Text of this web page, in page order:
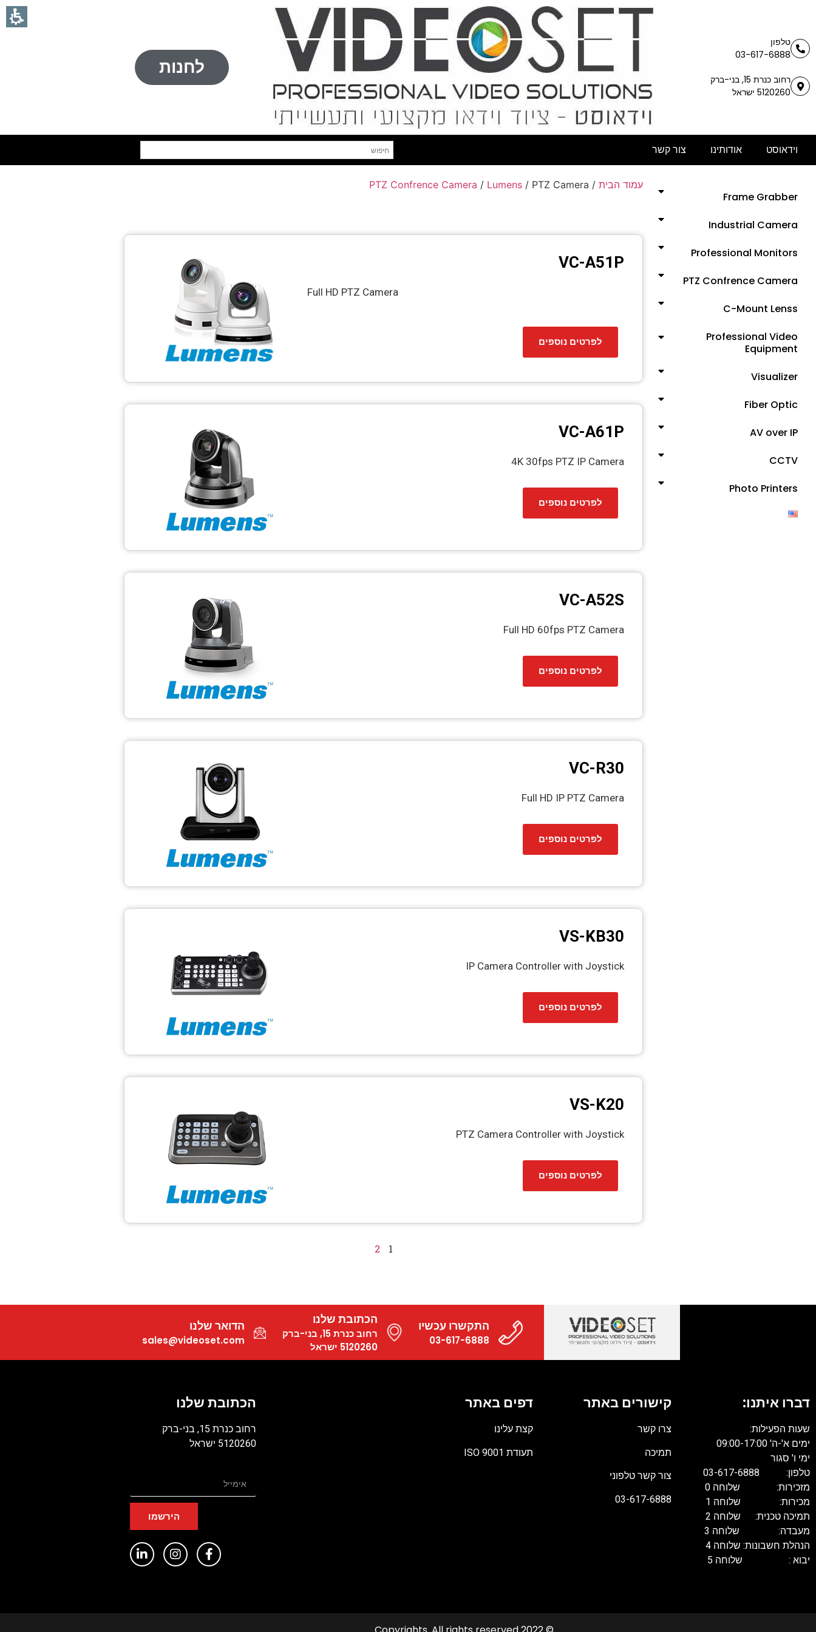
טלפון
03-617-6888
רחוב כנרת 15, בני-ברק
5120260 ישראל
לחנות
וידאוסט אודותינו צור קשר
Frame Grabber
Industrial Camera
Professional Monitors
PTZ Confrence Camera
C-Mount Lenss
Professional Video
Equipment
Visualizer
Fiber Optic
AV over IP
CCTV
Photo Printers
עמוד הבית /
PTZ Confrence Camera / Lumens / PTZ Camera
VC-A51P
Full HD PTZ Camera
לפרטים נוספים
VC-A61P
4K 30fps PTZ IP Camera
לפרטים נוספים
VC-A52S
Full HD 60fps PTZ Camera
לפרטים נוספים
VC-R30
Full HD IP PTZ Camera
לפרטים נוספים
VS-KB30
IP Camera Controller with Joystick
לפרטים נוספים
VS-K20
PTZ Camera Controller with Joystick
לפרטים נוספים
1
2
התקשרו עכשיו
03-617-6888
הכתובת שלנו
רחוב כנרת 15, בני-ברק
5120260 ישראל
הדואר שלנו
sales@videoset.com
דברו איתנו:
שעות הפעילות:
ימים א'-ה' 09:00-17:00
ימי ו' סגור
טלפון: 03-617-6888
מזכירות: שלוחה 0
מכירות: שלוחה 1
תמיכה טכנית: שלוחה 2
מעבדה: שלוחה 3
הנהלת חשבונות: שלוחה 4
יבוא : שלוחה 5
קישורים באתר
צרו קשר
תמיכה
צור קשר טלפוני
03-617-6888
דפים באתר
קצת עלינו
תעודת ISO 9001
הכתובת שלנו
רחוב כנרת 15, בני-ברק
5120260 ישראל
הירשמו